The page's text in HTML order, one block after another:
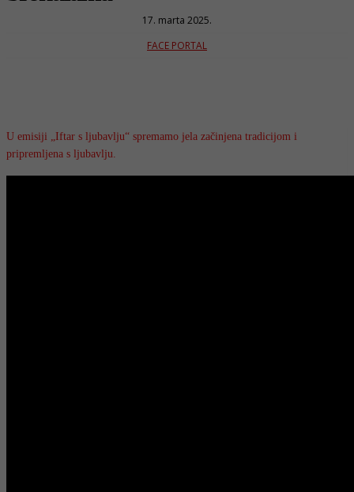
17. marta 2025.
FACE PORTAL
U emisiji „Iftar s ljubavlju“ spremamo jela začinjena tradicijom i
pripremljena s ljubavlju.